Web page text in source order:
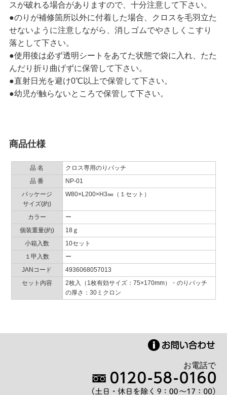
スが破れる場合がありますので、十分注意して下さい。
●のりが補修箇所以外に付着した場合、クロスを毛羽立た
せないように注意しながら、消しゴムでやさしくこすり
落として下さい。
●使用後は必ず透明シートをあてた状態で袋に入れ、たた
んだり折り曲げずに保管して下さい。
●直射日光を避け0℃以上で保管して下さい。
●幼児が触らないところで保管して下さい。
商品仕様
品 名
クロス専用のりパッチ
品 番
NP-01
パッケージ
サイズ(約)
W80×L200×H3㎜（１セット）
カラー
ー
個装重量(約)
18ｇ
小箱入数
10セット
１甲入数
ー
JANコード
4936068057013
セット内容
2枚入（1枚有効サイズ：75×170mm）・のりパッチ
の厚さ：30ミクロン
お電話で